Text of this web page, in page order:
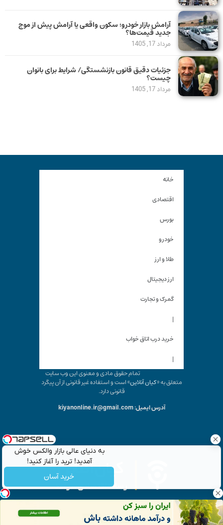
به دنیای عالی بازار والکس خوش
آمدید! ترید را آغاز کنید!
خرید آسان
آرامش بازار خودرو؛ سکون واقعی یا آرامش پیش از موج
جدید قیمت‌ها؟
مرداد 17, 1405
جزئیات دقیق قانون بازنشستگی/ شرایط برای بانوان
چیست؟
مرداد 17, 1405
خانه
اقتصادی
بورس
خودرو
طلا و ارز
ارز دیجیتال
گمرک و تجارت
|
خرید درب اتاق خواب
|
تمام حقوق مادی و معنوی این وب سایت
متعلق به «کیان آنلاین» است و استفاده غیر قانونی از آن پیگرد
قانونی دارد.
آدرس ایمیل: kiyanonline.ir@gmail.com